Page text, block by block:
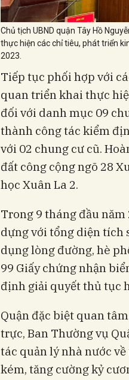
Chủ tịch UBND quận Tây Hồ
thực hiện các chỉ tiêu, phát triển
2023.
Tiếp tục phối hợp với
quan triển khai thực
đối với danh mục 09
thành công tác kiểm
với 02 chung cư cũ.
đất công cộng ngõ 28
học Xuân La 2.
Trong 9 tháng đầu năm
dựng với tổng diện tích
dụng lòng đường, hè
99 Giấy chứng nhận
định giải quyết thủ tục
Quận đặc biệt quan
trực, Ban Thường vụ
tác quản lý nhà nước
kém, tăng cường kỷ